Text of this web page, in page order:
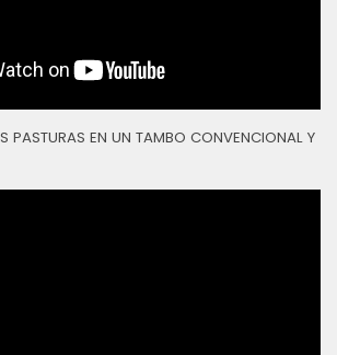
PASTURAS EN UN TAMBO CONVENCIONAL Y